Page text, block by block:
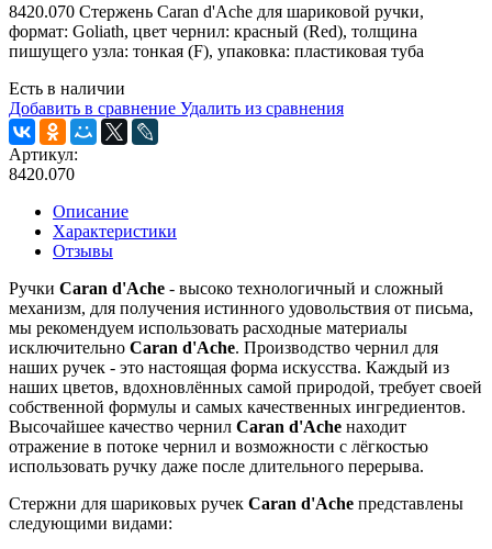
8420.070 Стержень Caran d'Ache для шариковой ручки,
формат: Goliath, цвет чернил: красный (Red), толщина
пишущего узла: тонкая (F), упаковка: пластиковая туба
Есть в наличии
Добавить в сравнение Удалить из сравнения
Артикул:
8420.070
Описание
Характеристики
Отзывы
Ручки Caran d'Ache - высоко технологичный и сложный
механизм, для получения истинного удовольствия от письма,
мы рекомендуем использовать расходные материалы
исключительно Caran d'Ache. Производство чернил для
наших ручек - это настоящая форма искусства. Каждый из
наших цветов, вдохновлённых самой природой, требует своей
собственной формулы и самых качественных ингредиентов.
Высочайшее качество чернил Caran d'Ache находит
отражение в потоке чернил и возможности с лёгкостью
использовать ручку даже после длительного перерыва.
Стержни для шариковых ручек Caran d'Ache представлены
следующими видами: